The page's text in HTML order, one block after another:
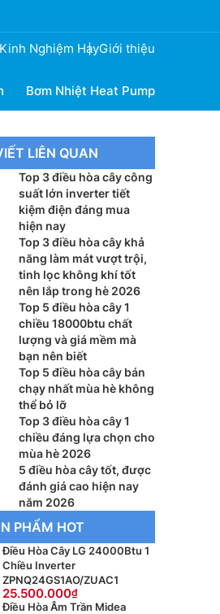
Kinh Nghiệm HayGiới thiệu
Bơm Nhiệt Heat Pump
LIÊN QUAN
Top 3 điều hòa cây công
suất lớn inverter tiết
kiệm điện đáng mua
hiện nay
Top 3 điều hòa cây khả
năng làm mát vượt trội,
tinh lọc không khí tốt
nên lắp trong hè 2026
Top 5 điều hòa cây 1
chiều 18000btu chất
lượng và giá mềm mà
bạn nên biết
Top 5 điều hòa cây bán
chạy nhất mùa hè không
thể bỏ lỡ
Top 3 điều hòa cây 1
chiều đáng lựa chọn cho
mùa hè 2026
5 điều hòa cây tốt, được
đánh giá cao hiện nay
năm 2026
PHẨM HOT
Điều Hòa Cây LG 24000Btu 1
Chiều Inverter
ZPNQ24GS1AO/ZUAC1
25.500.000
Điều Hòa Âm Trần Midea